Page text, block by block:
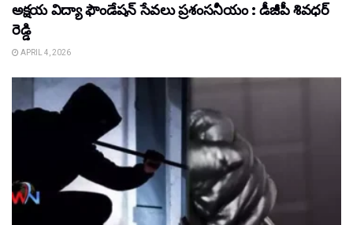
అక్షయ విద్యా ఫౌండేషన్ సేవలు ప్రశంసనీయం : డీజీపీ శివధర్
రెడ్డి
APRIL 4, 2026